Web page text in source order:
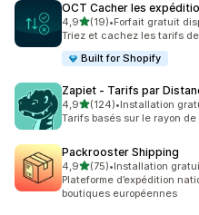
OCT Cacher les
4,9étoile(s) sur 5
(19)
19 avis au total
•Forfait gratuit
Triez et cachez les tarifs
Built for Shopify
Zapiet ‑ Tarifs par
4,9étoile(s) sur 5
(124)
124 avis au total
•Installation
Tarifs basés sur le rayon
Packrooster Shipping
4,9étoile(s) sur 5
(75)
75 avis au total
•Installation
Plateforme d’expédition
boutiques européennes